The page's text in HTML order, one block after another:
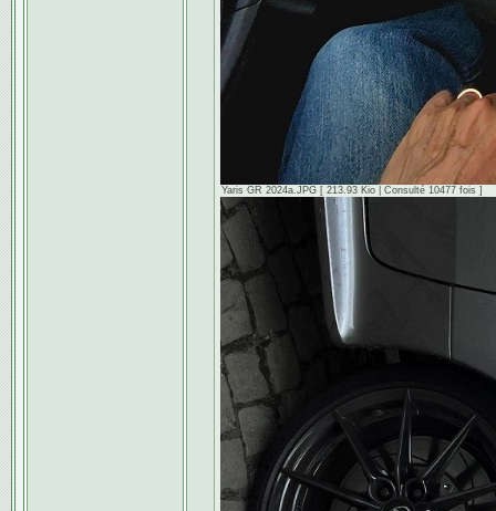
Yaris GR 2024a.JPG [ 213.93 Kio | Consulté 10477 fois ]